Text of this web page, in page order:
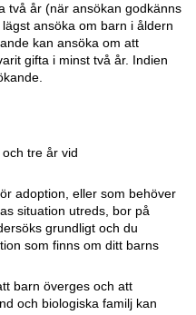
två år (när ansökan godkänns
ansöka om barn i åldern
kan ansöka om att
gifta i minst två år. Indien
tre år vid
adoption, eller som behöver
situation utreds, bor på
grundligt och du
som finns om ditt barns
barn överges och att
och biologiska familj kan